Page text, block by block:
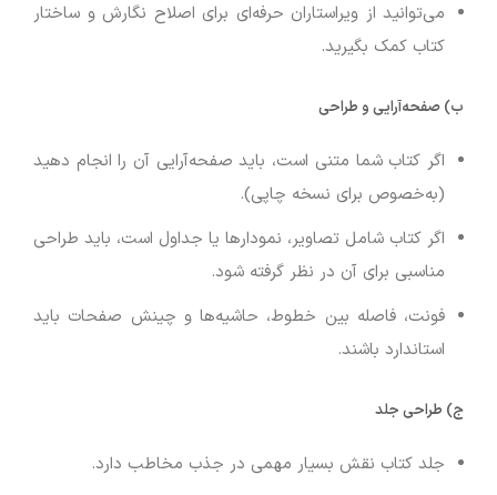
می‌توانید از ویراستاران حرفه‌ای برای اصلاح نگارش و ساختار
کتاب کمک بگیرید.
ب) صفحه‌آرایی و طراحی
اگر کتاب شما متنی است، باید صفحه‌آرایی آن را انجام دهید
(به‌خصوص برای نسخه چاپی).
اگر کتاب شامل تصاویر، نمودارها یا جداول است، باید طراحی
مناسبی برای آن در نظر گرفته شود.
فونت، فاصله بین خطوط، حاشیه‌ها و چینش صفحات باید
استاندارد باشند.
ج) طراحی جلد
جلد کتاب نقش بسیار مهمی در جذب مخاطب دارد.